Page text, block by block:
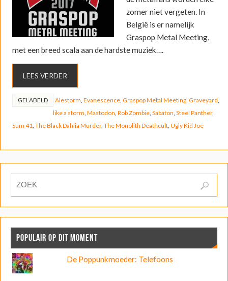
zomer niet vergeten. In
België is er namelijk
Graspop Metal Meeting,
met een breed scala aan de hardste muziek….
LEES VERDER
GELABELD Alestorm Evanescence, Graspop Metal Meeting, Graveyard
like a storm Mastodon Rob Zombie, Sabaton Steel Panther,
Sum 41 The Black Dahlia Murder, The Monolith Deathcult, Ugly Kid Joe
POPULAIR OP DIT MOMENT
De Poppunkmoeder: Telefoons